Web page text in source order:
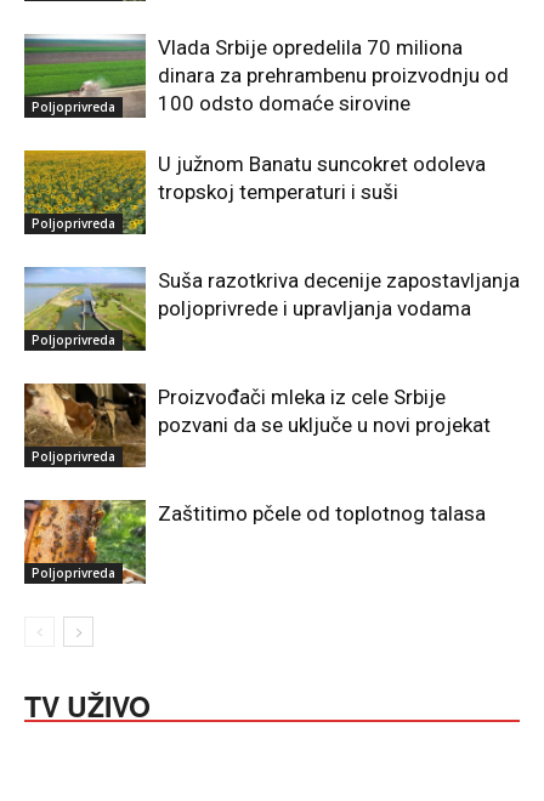
Poljoprivreda
Vlada Srbije opredelila 70 miliona
dinara za prehrambenu proizvodnju od
100 odsto domaće sirovine
Poljoprivreda
U južnom Banatu suncokret odoleva
tropskoj temperaturi i suši
Poljoprivreda
Suša razotkriva decenije zapostavljanja
poljoprivrede i upravljanja vodama
Poljoprivreda
Proizvođači mleka iz cele Srbije
pozvani da se uključe u novi projekat
Poljoprivreda
Zaštitimo pčele od toplotnog talasa
TV UŽIVO